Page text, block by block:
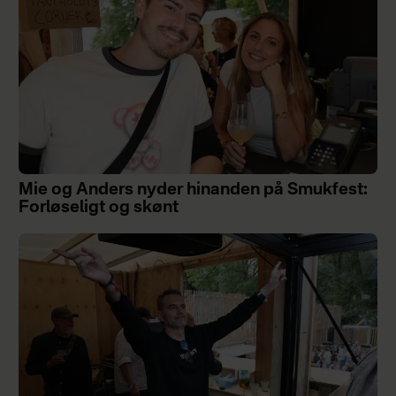
Mie og Anders nyder hinanden på Smukfest:
Forløseligt og skønt